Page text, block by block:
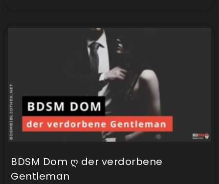
BDSM Dom ღ der verdorbene
Gentleman